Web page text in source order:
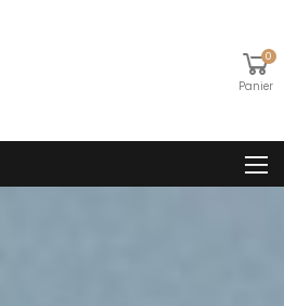
0
Panier